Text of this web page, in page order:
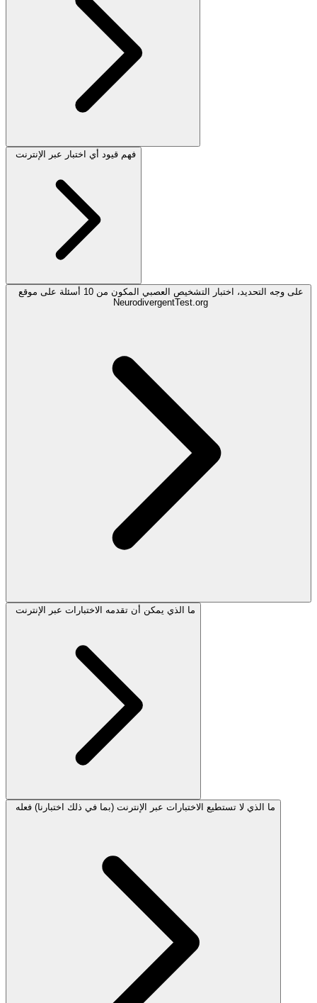
فهم قيود أي اختبار عبر الإنترنت
على وجه التحديد، اختبار التشخيص العصبي المكون من 10 أسئلة على موقع
NeurodivergentTest.org
ما الذي يمكن أن تقدمه الاختبارات عبر الإنترنت
ما الذي لا تستطيع الاختبارات عبر الإنترنت (بما في ذلك اختبارنا) فعله